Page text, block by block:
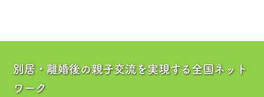
別居・離婚後の親子交流を実現する全国ネット
ワーク